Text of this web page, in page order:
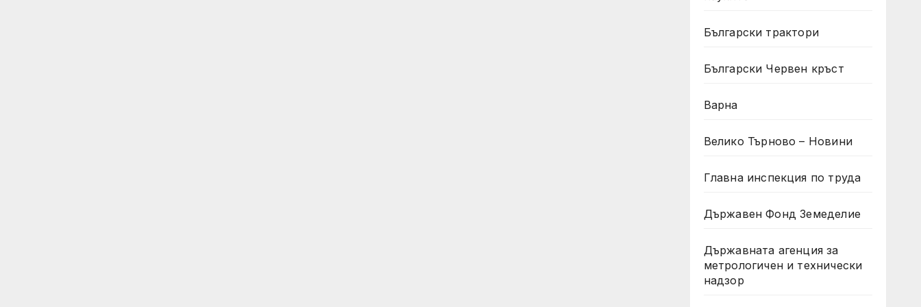
Български трактори
Български Червен кръст
Варна
Велико Търново – Новини
Главна инспекция по труда
Държавен Фонд Земеделие
Държавната агенция за
метрологичен и технически
надзор